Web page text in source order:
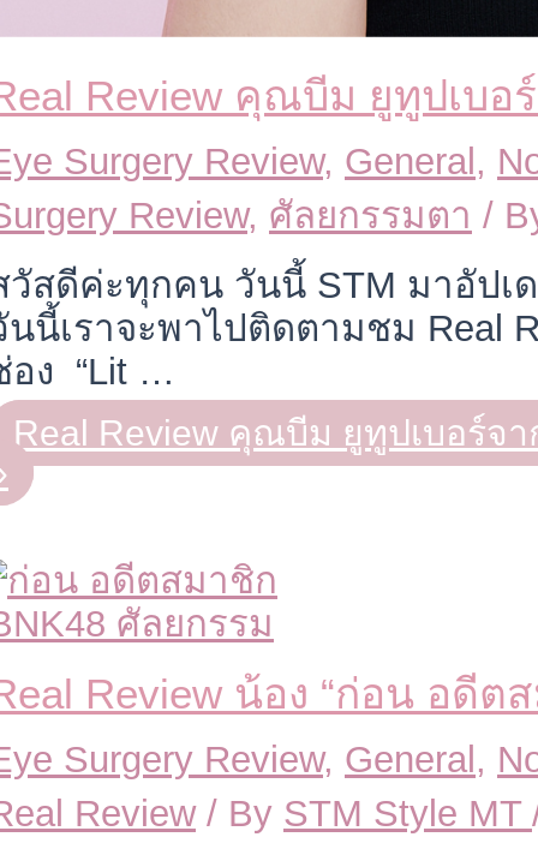
Review คุณบีม ยูทูปเบอร์
Surgery Review, General,
Review, ศัลยกรรมตา /
วัสดีค่ะทุกคน วันนี้ STM มาอัปเ
นนี้เราจะพาไปติดตามชม Real
อง “Lit …
Real Review คุณบีม ยูทูปเบอร์จา
Review น้อง “ก่อน อดีต
Surgery Review, General ,
Review/ By STM Style MT